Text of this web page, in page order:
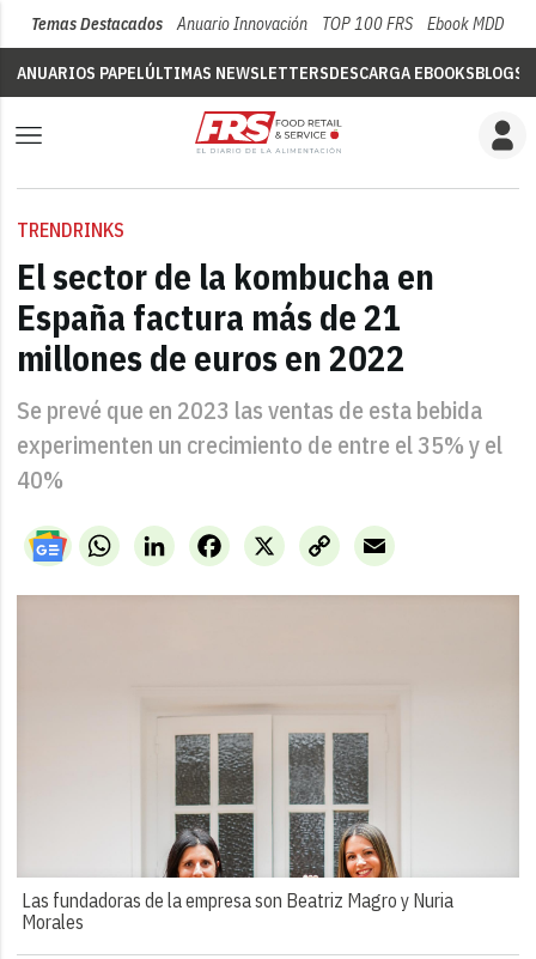
Temas Destacados Anuario Innovación TOP 100 FRS Ebook MDD
ANUARIOS PAPELÚLTIMAS NEWSLETTERSDESCARGA EBOOKSBLOGS
TRENDRINKS
El sector de la kombucha en
España factura más de 21
millones de euros en 2022
Se prevé que en 2023 las ventas de esta bebida
experimenten un crecimiento de entre el 35% y el
40%
WhatsAppLinkedIn X
Facebook
Copy
Link
Email
Las fundadoras de la empresa son Beatriz Magro y Nuria
Morales